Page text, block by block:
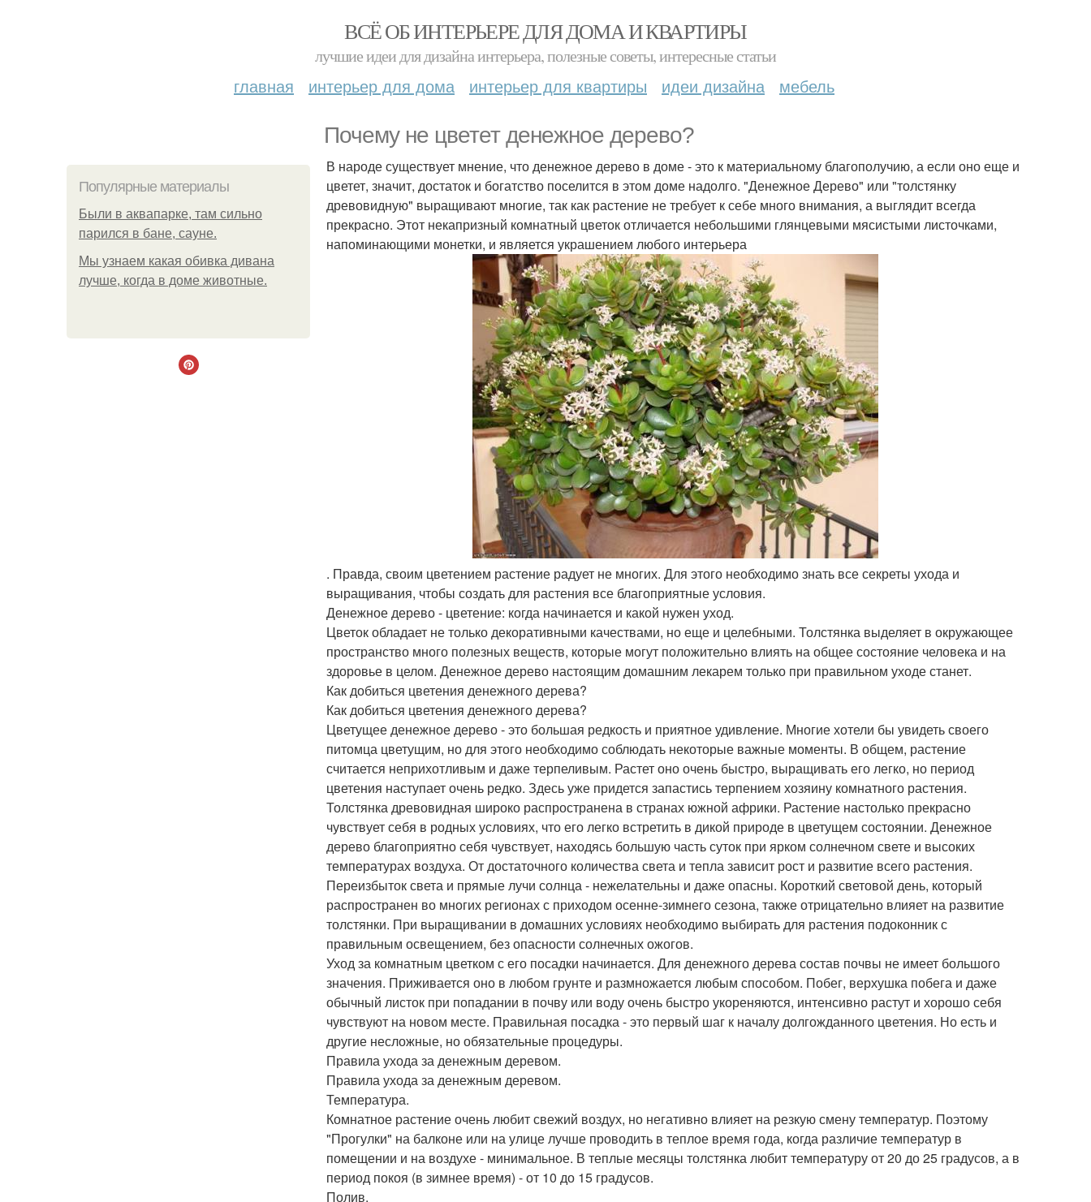
ВСЁ ОБ ИНТЕРЬЕРЕ ДЛЯ ДОМА И КВАРТИРЫ
лучшие идеи для дизайна интерьера, полезные советы, интересные статьи
главная интерьер для дома интерьер для квартиры идеи дизайна мебель
Почему не цветет денежное дерево?
Популярные материалы
Были в аквапарке, там сильно
парился в бане, сауне.
Мы узнаем какая обивка дивана
лучше, когда в доме животные.
В народе существует мнение, что денежное дерево в доме - это к материальному благополучию, а если оно еще и
цветет, значит, достаток и богатство поселится в этом доме надолго. "Денежное Дерево" или "толстянку
древовидную" выращивают многие, так как растение не требует к себе много внимания, а выглядит всегда
прекрасно. Этот некапризный комнатный цветок отличается небольшими глянцевыми мясистыми листочками,
напоминающими монетки, и является украшением любого интерьера
. Правда, своим цветением растение радует не многих. Для этого необходимо знать все секреты ухода и
выращивания, чтобы создать для растения все благоприятные условия.
Денежное дерево - цветение: когда начинается и какой нужен уход.
Цветок обладает не только декоративными качествами, но еще и целебными. Толстянка выделяет в окружающее
пространство много полезных веществ, которые могут положительно влиять на общее состояние человека и на
здоровье в целом. Денежное дерево настоящим домашним лекарем только при правильном уходе станет.
Как добиться цветения денежного дерева?
Как добиться цветения денежного дерева?
Цветущее денежное дерево - это большая редкость и приятное удивление. Многие хотели бы увидеть своего
питомца цветущим, но для этого необходимо соблюдать некоторые важные моменты. В общем, растение
считается неприхотливым и даже терпеливым. Растет оно очень быстро, выращивать его легко, но период
цветения наступает очень редко. Здесь уже придется запастись терпением хозяину комнатного растения.
Толстянка древовидная широко распространена в странах южной африки. Растение настолько прекрасно
чувствует себя в родных условиях, что его легко встретить в дикой природе в цветущем состоянии. Денежное
дерево благоприятно себя чувствует, находясь большую часть суток при ярком солнечном свете и высоких
температурах воздуха. От достаточного количества света и тепла зависит рост и развитие всего растения.
Переизбыток света и прямые лучи солнца - нежелательны и даже опасны. Короткий световой день, который
распространен во многих регионах с приходом осенне-зимнего сезона, также отрицательно влияет на развитие
толстянки. При выращивании в домашних условиях необходимо выбирать для растения подоконник с
правильным освещением, без опасности солнечных ожогов.
Уход за комнатным цветком с его посадки начинается. Для денежного дерева состав почвы не имеет большого
значения. Приживается оно в любом грунте и размножается любым способом. Побег, верхушка побега и даже
обычный листок при попадании в почву или воду очень быстро укореняются, интенсивно растут и хорошо себя
чувствуют на новом месте. Правильная посадка - это первый шаг к началу долгожданного цветения. Но есть и
другие несложные, но обязательные процедуры.
Правила ухода за денежным деревом.
Правила ухода за денежным деревом.
Температура.
Комнатное растение очень любит свежий воздух, но негативно влияет на резкую смену температур. Поэтому
"Прогулки" на балконе или на улице лучше проводить в теплое время года, когда различие температур в
помещении и на воздухе - минимальное. В теплые месяцы толстянка любит температуру от 20 до 25 градусов, а в
период покоя (в зимнее время) - от 10 до 15 градусов.
Полив.